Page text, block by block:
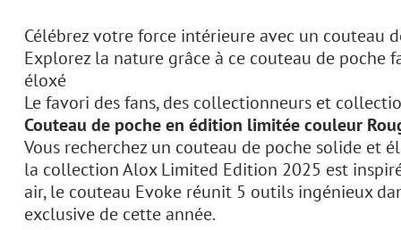
Célébrez votre force intérieure avec un
Explorez la nature grâce à ce couteau de poche
éloxé
Le favori des fans, des collectionneurs et
Couteau de poche en édition limitée couleur
Vous recherchez un couteau de poche solide et
la collection Alox Limited Edition 2025 est
air, le couteau Evoke réunit 5 outils ingénieux
exclusive de cette année.